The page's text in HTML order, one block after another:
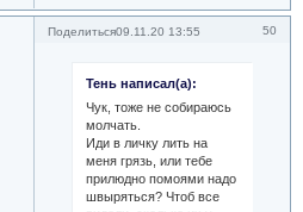
Поделиться 50
09.11.20 13:55
Тень написал(а):
Чук, тоже не собираюсь
молчать.
Иди в личку лить на
меня грязь, или тебе
прилюдно помоями надо
швыряться? Чтоб все